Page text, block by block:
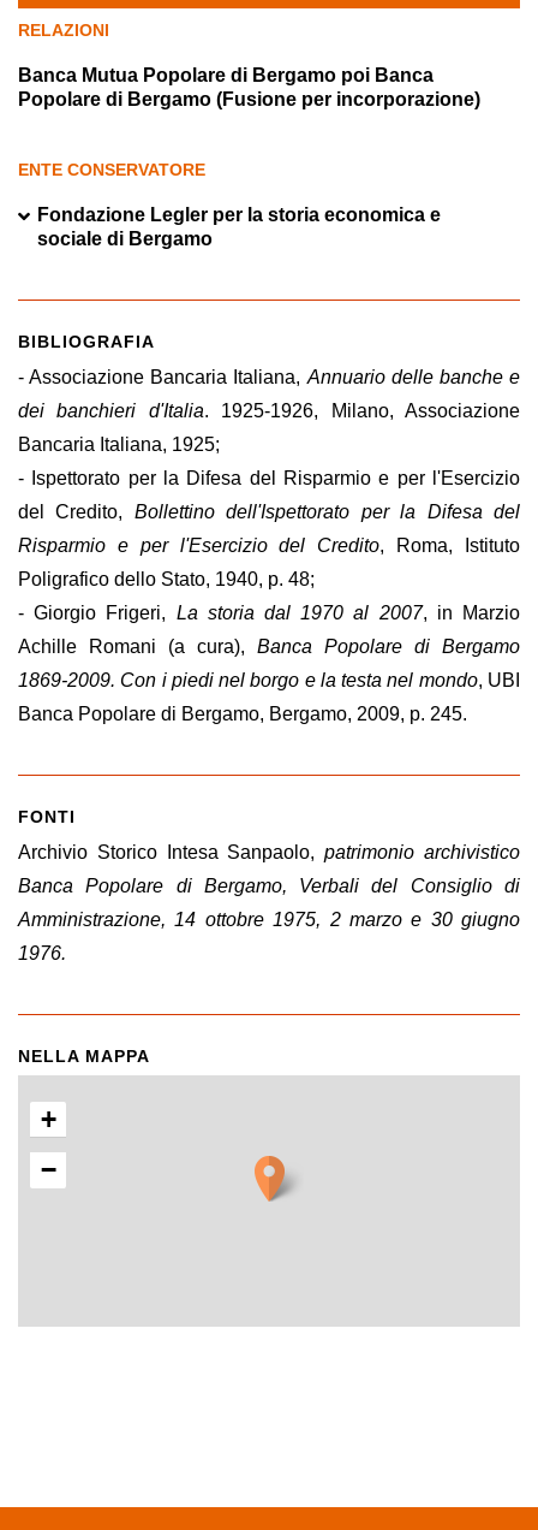
RELAZIONI
Banca Mutua Popolare di Bergamo poi Banca
Popolare di Bergamo (Fusione per incorporazione)
ENTE CONSERVATORE
Fondazione Legler per la storia economica e
sociale di Bergamo
BIBLIOGRAFIA
- Associazione Bancaria Italiana, Annuario delle banche e
dei banchieri d'Italia. 1925-1926, Milano, Associazione
Bancaria Italiana, 1925;
- Ispettorato per la Difesa del Risparmio e per l'Esercizio
del Credito, Bollettino dell'Ispettorato per la Difesa del
Risparmio e per l'Esercizio del Credito, Roma, Istituto
Poligrafico dello Stato, 1940, p. 48;
- Giorgio Frigeri, La storia dal 1970 al 2007, in Marzio
Achille Romani (a cura), Banca Popolare di Bergamo
1869-2009. Con i piedi nel borgo e la testa nel mondo, UBI
Banca Popolare di Bergamo, Bergamo, 2009, p. 245.
FONTI
Archivio Storico Intesa Sanpaolo, patrimonio archivistico
Banca Popolare di Bergamo, Verbali del Consiglio di
Amministrazione, 14 ottobre 1975, 2 marzo e 30 giugno
1976.
NELLA MAPPA
+
−